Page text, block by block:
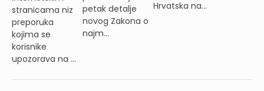
stranicama niz
preporuka
kojima se
korisnike
upozorava na ...
petak detalje
novog Zakona o
najm...
Hrvatska na...